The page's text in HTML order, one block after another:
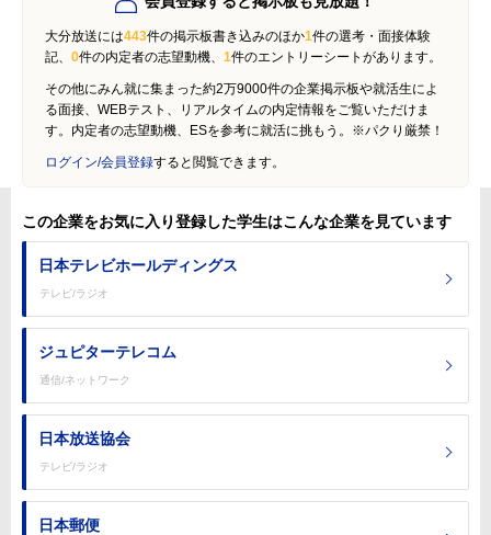
大分放送には443件の掲示板書き込みのほか1件の選考・面接体験
記、 0件の内定者の志望動機、 1件のエントリーシートがあります。
その他にみん就に集まった約2万9000件の企業掲示板や就活生によ
る面接、WEBテスト、リアルタイムの内定情報をご覧いただけま
す。内定者の志望動機、ESを参考に就活に挑もう。※パクり厳禁！
ログイン/会員登録すると閲覧できます。
この企業をお気に入り登録した学生はこんな企業を見ています
日本テレビホールディングス
テレビ/ラジオ
ジュピターテレコム
通信/ネットワーク
日本放送協会
テレビ/ラジオ
日本郵便